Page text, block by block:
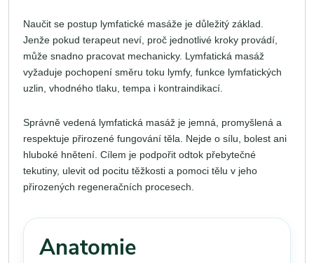
Naučit se postup lymfatické masáže je důležitý základ.
Jenže pokud terapeut neví, proč jednotlivé kroky provádí,
může snadno pracovat mechanicky. Lymfatická masáž
vyžaduje pochopení směru toku lymfy, funkce lymfatických
uzlin, vhodného tlaku, tempa i kontraindikací.
Správně vedená lymfatická masáž je jemná, promyšlená a
respektuje přirozené fungování těla. Nejde o sílu, bolest ani
hluboké hnětení. Cílem je podpořit odtok přebytečné
tekutiny, ulevit od pocitu těžkosti a pomoci tělu v jeho
přirozených regeneračních procesech.
Anatomie